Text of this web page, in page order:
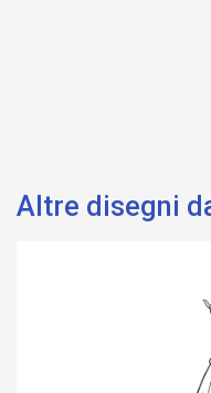
Altre disegni